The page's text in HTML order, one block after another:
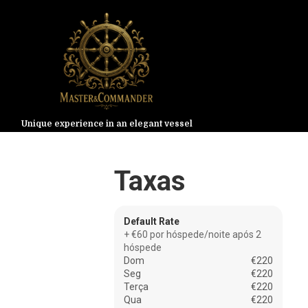
Unique experience in an elegant vessel
Taxas
Default Rate
+ €60 por hóspede/noite após 2
hóspede
Dom
€220
Seg
€220
Terça
€220
Qua
€220